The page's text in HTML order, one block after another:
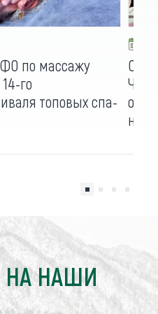
по массажу
го
топовых спа-
НАШИ